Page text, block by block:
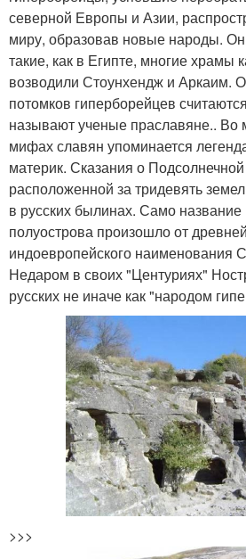
северной Европы и Азии,
миру, образовав новые народы.
такие, как в Египте, многие храмы
возводили Стоунхендж и Аркаим.
потомков гиперборейцев
называют ученые праславяне.. Во
мифах славян упоминается
материк. Сказания о
расположенной за тридевять
в русских былинах. Само название
полуострова произошло от
индоевропейского наименования
Недаром в своих "Центуриях"
русских не иначе как "народом
>>>